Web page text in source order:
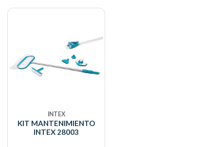
INTEX
KIT MANTENIMIENTO
INTEX 28003